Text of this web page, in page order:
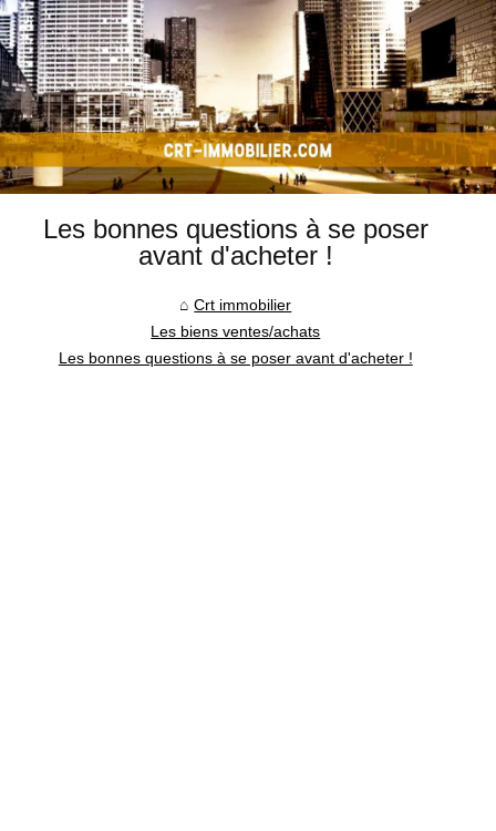
Les bonnes questions à se poser
avant d'acheter !
Crt immobilier
Les biens ventes/achats
Les bonnes questions à se poser avant d'acheter !